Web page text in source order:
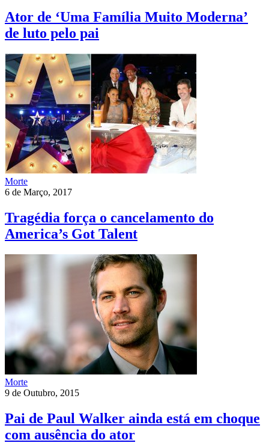
Ator de ‘Uma Família Muito Moderna’
de luto pelo pai
Morte
6 de Março, 2017
Tragédia força o cancelamento do
America’s Got Talent
Morte
9 de Outubro, 2015
Pai de Paul Walker ainda está em choque
com ausência do ator